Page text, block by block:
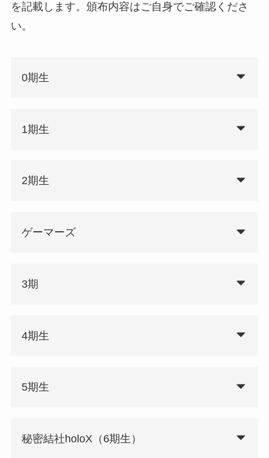
を記載します。頒布内容はご自身でご確認くださ
い。
0期生
1期生
2期生
ゲーマーズ
3期
4期生
5期生
秘密結社holoX（6期生）